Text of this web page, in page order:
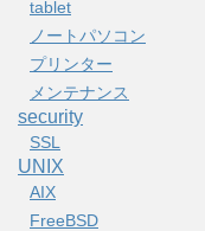
tablet
ノートパソコン
プリンター
メンテナンス
security
SSL
UNIX
AIX
FreeBSD